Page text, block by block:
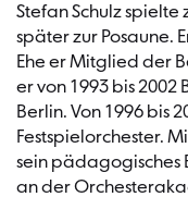
Stefan Schulz spielte
später zur Posaune.
Ehe er Mitglied der
er von 1993 bis 2002
Berlin. Von 1996 bis
Festspielorchester.
sein pädagogisches
an der